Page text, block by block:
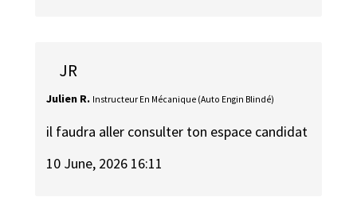
JR
Julien R. Instructeur En Mécanique (Auto Engin Blindé)
il faudra aller consulter ton espace candidat
10 June, 2026 16:11